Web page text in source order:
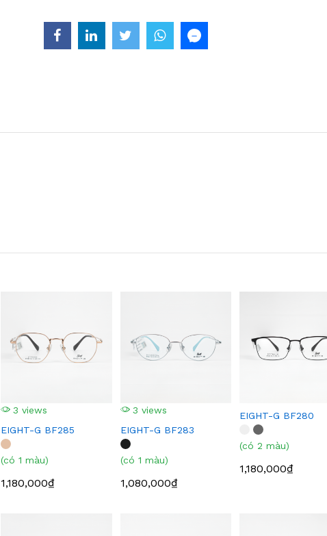
3 views
EIGHT-G BF285
(có 1 màu)
1,180,000₫
3 views
EIGHT-G BF283
(có 1 màu)
1,080,000₫
EIGHT-G BF280
(có 2 màu)
1,180,000₫